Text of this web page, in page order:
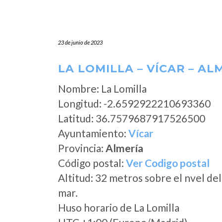
23 de junio de 2023
LA LOMILLA – VÍCAR –
Nombre: La Lomilla
Longitud: -2.6592922210693360
Latitud: 36.7579687917526500
Ayuntamiento: Vícar
Provincia: Almería
Código postal: Ver Codigo postal
Altitud: 32 metros sobre el nvel del
mar.
Huso horario de La Lomilla